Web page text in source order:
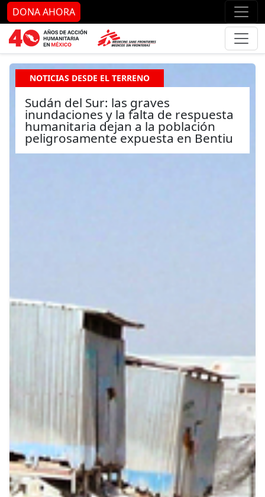
Ir al contenido principal Ir
DONA AHORA
NOTICIAS DESDE EL TERRENO
Sudán del Sur: las graves
inundaciones y la falta de respuesta
humanitaria dejan a la población
peligrosamente expuesta en Bentiu